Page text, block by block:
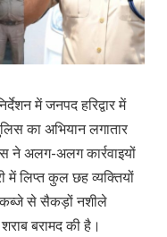
में जनपद हरिद्वार में
का अभियान लगातार
ने अलग-अलग कार्रवाइयों
लिप्त कुल छह व्यक्तियों
कब्जे से सैकड़ों नशीले
बरामद की है।